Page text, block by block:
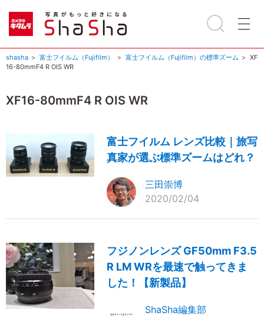
shasha 富士フイルム（Fujifilm） 富士フイルム（Fujifilm）の標準ズーム
XF
16-80mmF4 R OIS WR
XF16-80mmF4 R OIS WR
富士フイルム レンズ比較｜旅写
真家が選ぶ標準ズームはどれ？
三田崇博
2020/02/04
フジノンレンズ GF50mm F3.5
R LM WRを最速で触ってきま
した！【新製品】
ShaSha編集部